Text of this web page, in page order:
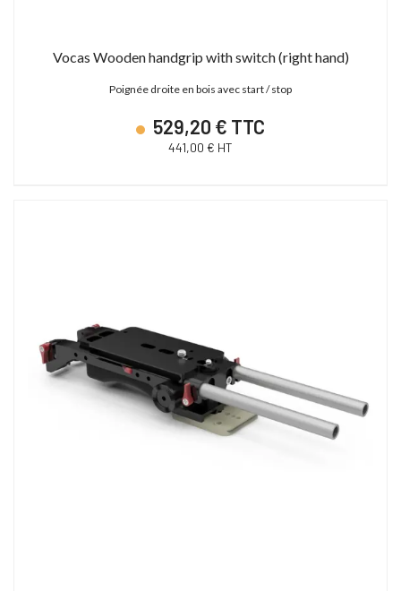
Vocas Wooden handgrip with switch (right hand)
Poignée droite en bois avec start / stop
529,20 € TTC
441,00 € HT